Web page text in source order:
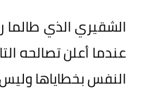
الشقيري الذي
عندما أعلن تصالحه
النفس بخطاياها